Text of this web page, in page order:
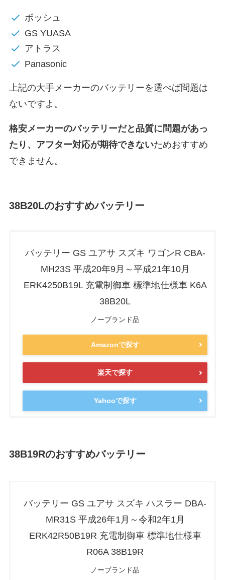
ボッシュ
GS YUASA
アトラス
Panasonic
上記の大手メーカーのバッテリーを選べば問題は
ないですよ。
格安メーカーのバッテリーだと 品質に問題があっ
たり、アフター対応が期待できないためおすすめ
できません。
38B20Lのおすすめバッテリー
バッテリー GS ユアサ スズキ ワゴンR CBA-
MH23S 平成20年9月～平成21年10月
ERK4250B19L 充電制御車 標準地仕様車 K6A
38B20L
ノーブランド品
Amazonで探す
楽天で探す
Yahooで探す
38B19Rのおすすめバッテリー
バッテリー GS ユアサ スズキ ハスラー DBA-
MR31S 平成26年1月～令和2年1月
ERK42R50B19R 充電制御車 標準地仕様車
R06A 38B19R
ノーブランド品